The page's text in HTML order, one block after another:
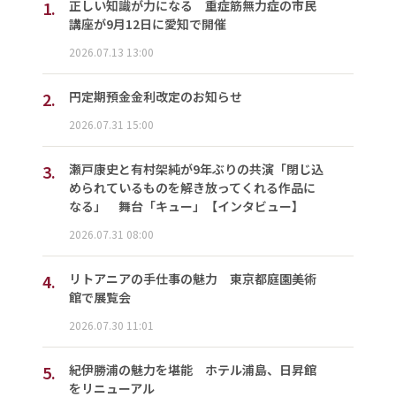
1.
正しい知識が力になる 重症筋無力症の市民
講座が9月12日に愛知で開催
2026.07.13 13:00
2. 円定期預金金利改定のお知らせ
2026.07.31 15:00
3.
瀬戸康史と有村架純が9年ぶりの共演「閉じ込
められているものを解き放ってくれる作品に
なる」 舞台「キュー」【インタビュー】
2026.07.31 08:00
4.
リトアニアの手仕事の魅力 東京都庭園美術
館で展覧会
2026.07.30 11:01
5.
紀伊勝浦の魅力を堪能 ホテル浦島、日昇館
をリニューアル